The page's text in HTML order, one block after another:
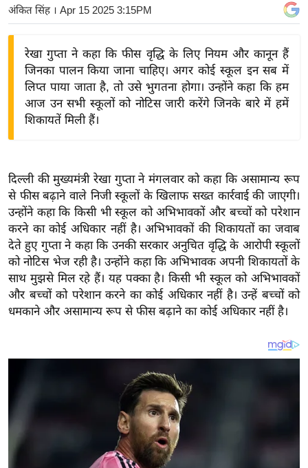
ज़
द्यो
वि
शे
ष
ज्ञ
रा
य
ब
ज
खे
I
अंकित सिंह। Apr 15 2025 3:15PM
रेखा गुप्ता ने कहा कि फीस वृद्धि के लिए नियम और कानून हैं
जिनका पालन किया जाना चाहिए। अगर कोई स्कूल इन सब में
लिप्त पाया जाता है, तो उसे भुगतना होगा। उन्होंने कहा कि हम
आज उन सभी स्कूलों को नोटिस जारी करेंगे जिनके बारे में हमें
शिकायतें मिली हैं।
दिल्ली की मुख्यमंत्री रेखा गुप्ता ने मंगलवार को कहा कि असामान्य रूप
से फीस बढ़ाने वाले निजी स्कूलों के खिलाफ सख्त कार्रवाई की जाएगी।
उन्होंने कहा कि किसी भी स्कूल को अभिभावकों और बच्चों को परेशान
करने का कोई अधिकार नहीं है। अभिभावकों की शिकायतों का जवाब
देते हुए गुप्ता ने कहा कि उनकी सरकार अनुचित वृद्धि के आरोपी स्कूलों
को नोटिस भेज रही है। उन्होंने कहा कि अभिभावक अपनी शिकायतों के
साथ मुझसे मिल रहे हैं। यह पक्का है। किसी भी स्कूल को अभिभावकों
और बच्चों को परेशान करने का कोई अधिकार नहीं है। उन्हें बच्चों को
धमकाने और असामान्य रूप से फीस बढ़ाने का कोई अधिकार नहीं है।